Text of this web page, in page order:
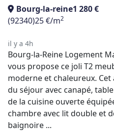
Bourg-la-reine1 280 €
(92340)25 €/m2
il y a 4h
Bourg-la-Reine Logement
vous propose ce joli T2
moderne et chaleureux.
du séjour avec canapé,
de la cuisine ouverte
chambre avec lit double et
baignoire ...